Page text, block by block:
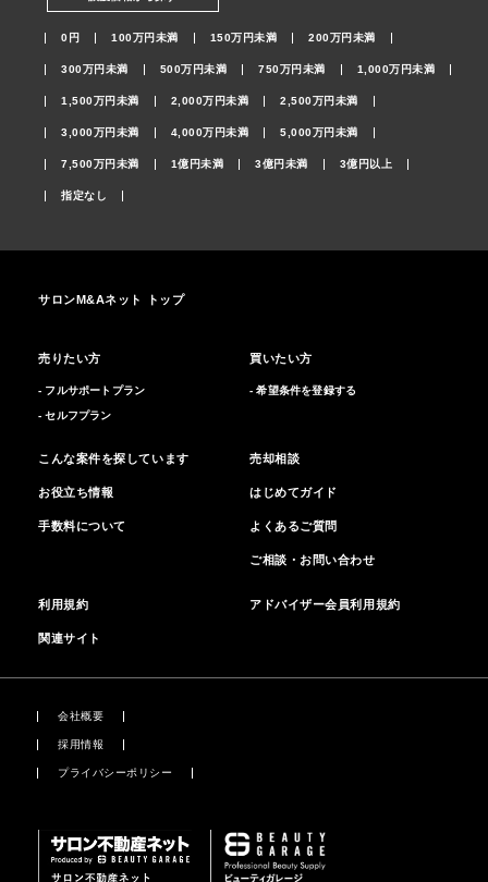
0円 100万円未満 150万円未満 200万円未満
300万円未満 500万円未満 750万円未満 1,000万円未満
1,500万円未満 2,000万円未満 2,500万円未満
3,000万円未満 4,000万円未満 5,000万円未満
7,500万円未満 1億円未満 3億円未満 3億円以上
指定なし
サロンM&Aネット トップ
売りたい方
- フルサポートプラン
- セルフプラン
買いたい方
- 希望条件を登録する
こんな案件を探しています
お役立ち情報
手数料について
売却相談
はじめてガイド
よくあるご質問
ご相談・お問い合わせ
利用規約 アドバイザー会員利用規約
関連サイト
会社概要
採用情報
プライバシーポリシー